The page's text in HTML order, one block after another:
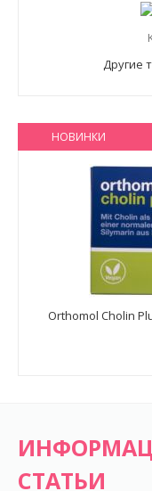
Другие
НОВИНКИ
Orthomol Cholin
СТАТЬИ